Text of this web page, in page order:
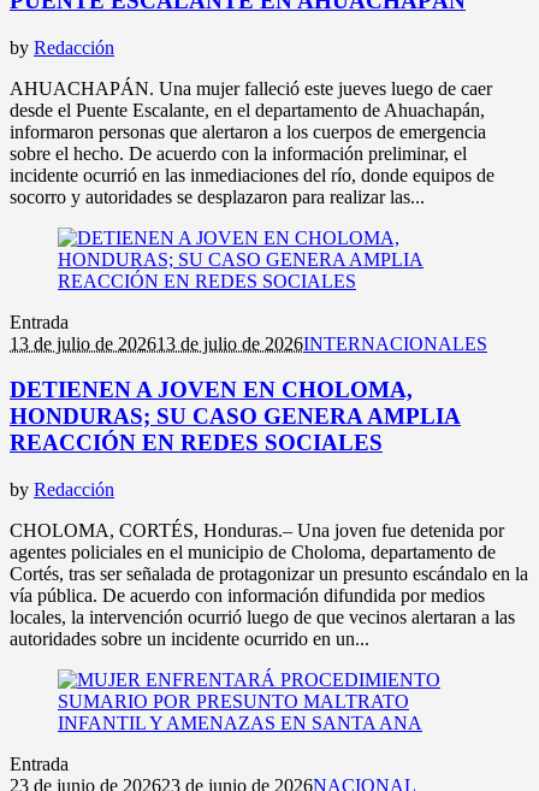
by Redacción
AHUACHAPÁN. Una mujer falleció este jueves luego de caer
desde el Puente Escalante, en el departamento de Ahuachapán,
informaron personas que alertaron a los cuerpos de emergencia
sobre el hecho. De acuerdo con la información preliminar, el
incidente ocurrió en las inmediaciones del río, donde equipos de
socorro y autoridades se desplazaron para realizar las...
Entrada
13 de julio de 202613 de julio de 2026INTERNACIONALES
DETIENEN A JOVEN EN CHOLOMA,
HONDURAS; SU CASO GENERA AMPLIA
REACCIÓN EN REDES SOCIALES
by Redacción
CHOLOMA, CORTÉS, Honduras.– Una joven fue detenida por
agentes policiales en el municipio de Choloma, departamento de
Cortés, tras ser señalada de protagonizar un presunto escándalo en la
vía pública. De acuerdo con información difundida por medios
locales, la intervención ocurrió luego de que vecinos alertaran a las
autoridades sobre un incidente ocurrido en un...
Entrada
23 de junio de 202623 de junio de 2026NACIONAL